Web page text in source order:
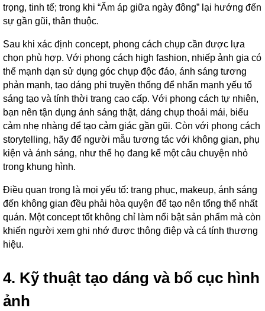
trọng, tinh tế; trong khi “Ấm áp giữa ngày đông” lại hướng đến
sự gần gũi, thân thuộc.
Sau khi xác định concept, phong cách chụp cần được lựa
chọn phù hợp. Với phong cách high fashion, nhiếp ảnh gia có
thể mạnh dạn sử dụng góc chụp độc đáo, ánh sáng tương
phản mạnh, tạo dáng phi truyền thống để nhấn mạnh yếu tố
sáng tạo và tính thời trang cao cấp. Với phong cách tự nhiên,
bạn nên tận dụng ánh sáng thật, dáng chụp thoải mái, biểu
cảm nhẹ nhàng để tạo cảm giác gần gũi. Còn với phong cách
storytelling, hãy để người mẫu tương tác với không gian, phụ
kiện và ánh sáng, như thể họ đang kể một câu chuyện nhỏ
trong khung hình.
Điều quan trọng là mọi yếu tố: trang phục, makeup, ánh sáng
đến không gian đều phải hòa quyện để tạo nên tổng thể nhất
quán. Một concept tốt không chỉ làm nổi bật sản phẩm mà còn
khiến người xem ghi nhớ được thông điệp và cá tính thương
hiệu.
4. Kỹ thuật tạo dáng và bố cục hình
ảnh